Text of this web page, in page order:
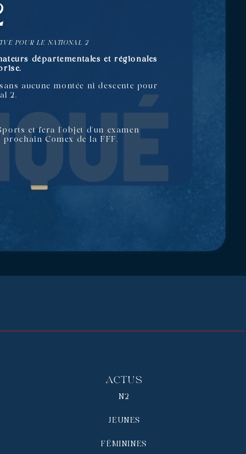
POUR LE NATIONAL 2
départementales et régionales
aucune montée ni descente pour
2.
et fera l’objet d’un examen
Comex de la FFF.
Actus
N2
JEUNES
FÉMININES